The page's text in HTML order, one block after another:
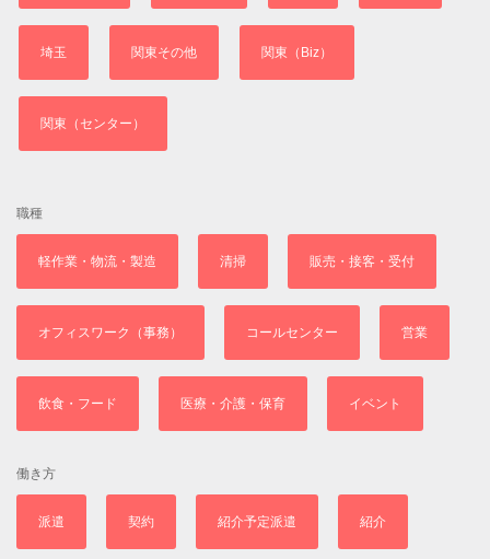
埼玉 関東その他 関東（Biz）
関東（センター）
職種
軽作業・物流・製造 清掃 販売・接客・受付
オフィスワーク（事務） コールセンター 営業
飲食・フード 医療・介護・保育 イベント
働き方
派遣 契約 紹介予定派遣 紹介